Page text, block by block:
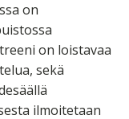
on
on loistavaa
sekä
ilmoitetaan